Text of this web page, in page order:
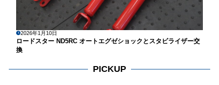
2026年1月10日
ロードスター ND5RC オートエグゼショックとスタビライザー交
換
PICKUP